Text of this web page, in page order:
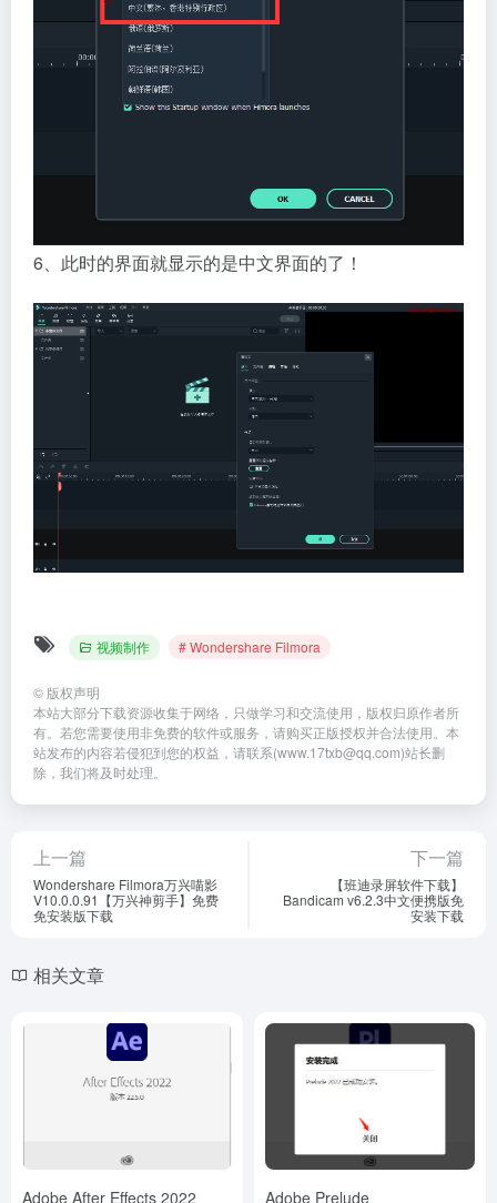
6、此时的界面就显示的是中文界面的了！
视频制作 # Wondershare Filmora
© 版权声明
本站大部分下载资源收集于网络，只做学习和交流使用，版权归原作者所
有。若您需要使用非免费的软件或服务，请购买正版授权并合法使用。本
站发布的内容若侵犯到您的权益，请联系(www.17txb@qq.com)站长删
除，我们将及时处理。
上一篇
Wondershare Filmora万兴喵影
V10.0.0.91【万兴神剪手】免费
免安装版下载
下一篇
【班迪录屏软件下载】
Bandicam v6.2.3中文便携版免
安装下载
相关文章
Adobe After Effects 2022
Adobe Prelude